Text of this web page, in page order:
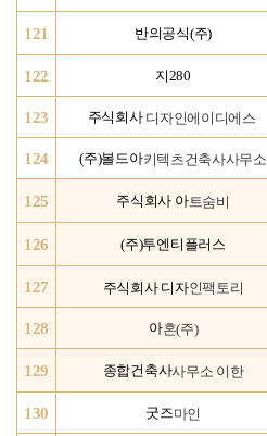
121 반의공식(주)
122 지280
123 주식회사 디자인에이디에스
124 (주)볼드아키텍츠건축사사무소
125 주식회사 아트숨비
126 (주)투엔티플러스
127 주식회사 디자인팩토리
128 아혼(주)
129 종합건축사사무소 이한
130 굿즈마인